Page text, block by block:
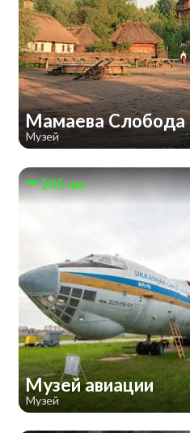
Мамаева Слобода
Музей
505 км
Музей авиации
Музей